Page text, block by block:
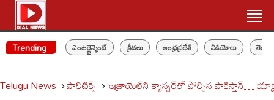
Trending ఎంటర్టైన్మెంట్ క్రీడలు ఆంధ్రప్రదేశ్ వీడియోలు
Telugu News పాలిటిక్స్‌ ఇజ్రాయెల్‌ని క్యాన్సర్‌తో పోల్చిన పాకిస్తాన్…